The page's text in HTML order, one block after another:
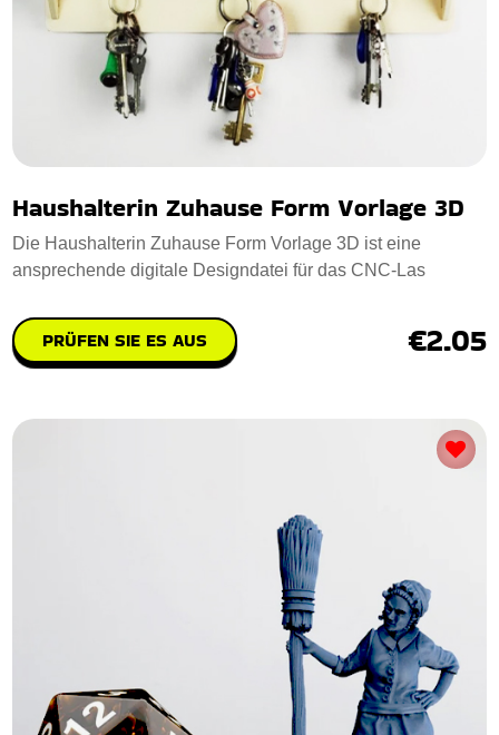
Haushalterin Zuhause Form Vorlage 3D
Die Haushalterin Zuhause Form Vorlage 3D ist eine
ansprechende digitale Designdatei für das CNC-Las
PRÜFEN SIE ES AUS €2.05